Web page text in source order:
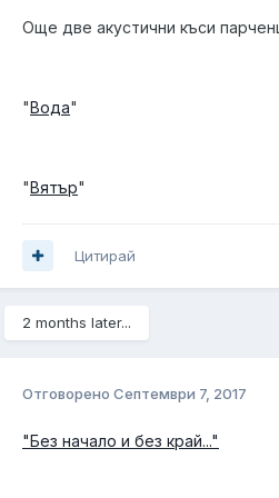
Още две акустични къси
"Вода"
"Вятър"
Цитирай
2 months later...
Отговорено Септември 7, 2017
"Без начало и без край..."